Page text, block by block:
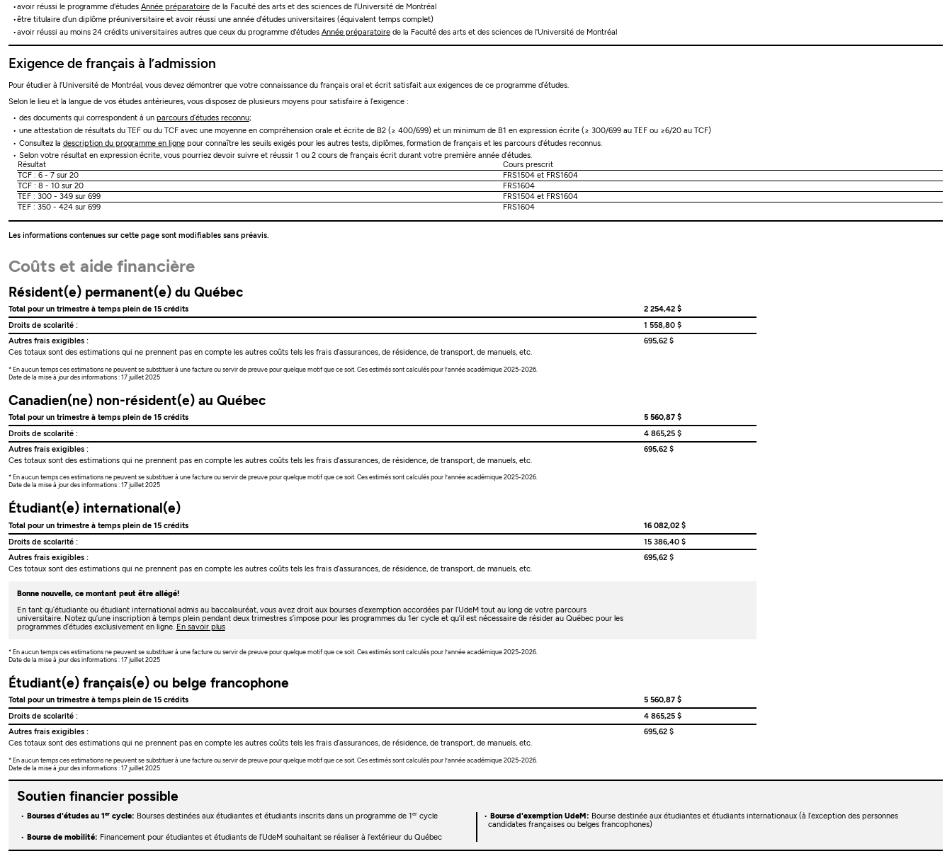
avoir réussi le programme d'études Année préparatoirede la Faculté des arts et des sciences de l'Université de Montréal
être titulaire d’un diplôme préuniversitaire et avoir réussi une année d’études universitaires (équivalent temps complet)
avoir réussi au moins 24 crédits universitaires autres que ceux du programme d'études Année préparatoirede la Faculté des arts et des sciences de l'Université de Montréal
Exigence de français à l’admission
Pour étudier à l’Université de Montréal, vous devez démontrer que votre connaissance du français oral et écrit satisfait aux exigences de ce programme d’études.
Selon le lieu et la langue de vos études antérieures, vous disposez de plusieurs moyens pour satisfaire à l’exigence :
des documents qui correspondent à un parcours d’études reconnu;
une attestation de résultats du TEF ou du TCF avec une moyenne en compréhension orale et écrite de B2 (≥ 400/699) et un minimum de B1 en expression écrite (≥ 300/699 au TEF ou ≥6/20 au TCF)
Consultez la description du programme en lignepour connaître les seuils exigés pour les autres tests, diplômes, formation de français et les parcours d'études reconnus.
Selon votre résultat en expression écrite, vous pourriez devoir suivre et réussir 1 ou 2 cours de français écrit durant votre première année d’études.
Résultat
Cours prescrit
TCF : 6 - 7 sur 20
FRS1504 et FRS1604
TCF : 8 - 10 sur 20
FRS1604
TEF : 300 - 349 sur 699
FRS1504 et FRS1604
TEF : 350 - 424 sur 699
FRS1604
Les informations contenues sur cette page sont modifiables sans préavis.
Coûts et aide financière
Résident(e) permanent(e) du Québec
Total pour un trimestre à temps plein de 15 crédits
2 254,42 $
Droits de scolarité :
1 558,80 $
Autres frais exigibles :
695,62 $
Ces totaux sont des estimations qui ne prennent pas en compte les autres coûts tels les frais d’assurances, de résidence, de transport, de manuels, etc.
* En aucun temps ces estimations ne peuvent se substituer à une facture ou servir de preuve pour quelque motif que ce soit. Ces estimés sont calculés pour l’année académique 2025-2026.
Date de la mise à jour des informations : 17 juillet 2025
Canadien(ne) non-résident(e) au Québec
Total pour un trimestre à temps plein de 15 crédits
5 560,87 $
Droits de scolarité :
4 865,25 $
Autres frais exigibles :
695,62 $
Ces totaux sont des estimations qui ne prennent pas en compte les autres coûts tels les frais d’assurances, de résidence, de transport, de manuels, etc.
* En aucun temps ces estimations ne peuvent se substituer à une facture ou servir de preuve pour quelque motif que ce soit. Ces estimés sont calculés pour l’année académique 2025-2026.
Date de la mise à jour des informations : 17 juillet 2025
Étudiant(e) international(e)
Total pour un trimestre à temps plein de 15 crédits
16 082,02 $
Droits de scolarité :
15 386,40 $
Autres frais exigibles :
695,62 $
Ces totaux sont des estimations qui ne prennent pas en compte les autres coûts tels les frais d’assurances, de résidence, de transport, de manuels, etc.
Bonne nouvelle, ce montant peut être allégé!
En tant qu’étudiante ou étudiant international admis au baccalauréat, vous avez droit aux bourses d’exemption accordées par l’UdeM tout au long de votre parcours
universitaire. Notez qu’une inscription à temps plein pendant deux trimestres s’impose pour les programmes du 1er cycle et qu’il est nécessaire de résider au Québec pour les
programmes d’études exclusivement en ligne. En savoir plus
* En aucun temps ces estimations ne peuvent se substituer à une facture ou servir de preuve pour quelque motif que ce soit. Ces estimés sont calculés pour l’année académique 2025-2026.
Date de la mise à jour des informations : 17 juillet 2025
Étudiant(e) français(e) ou belge francophone
Total pour un trimestre à temps plein de 15 crédits
5 560,87 $
Droits de scolarité :
4 865,25 $
Autres frais exigibles :
695,62 $
Ces totaux sont des estimations qui ne prennent pas en compte les autres coûts tels les frais d’assurances, de résidence, de transport, de manuels, etc.
* En aucun temps ces estimations ne peuvent se substituer à une facture ou servir de preuve pour quelque motif que ce soit. Ces estimés sont calculés pour l’année académique 2025-2026.
Date de la mise à jour des informations : 17 juillet 2025
Soutien financier possible
Bourses d'études au 1 ercycle: Bourses destinées aux étudiantes et étudiants inscrits dans un programme de 1 ercycle Bourse d'exemption UdeM: Bourse destinée aux étudiantes et étudiants internationaux (à l’exception des personnes
candidates françaises ou belges francophones)
Bourse de mobilité: Financement pour étudiantes et étudiants de l’UdeM souhaitant se réaliser à l’extérieur du Québec